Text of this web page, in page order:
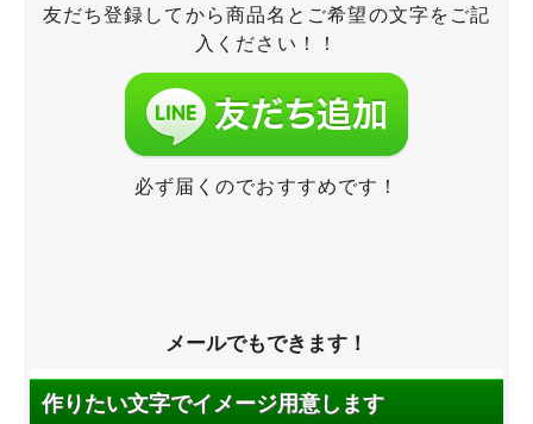
友だち登録してから商品名とご希望の文字をご記
入ください！！
必ず届くのでおすすめです！
メールでもできます！